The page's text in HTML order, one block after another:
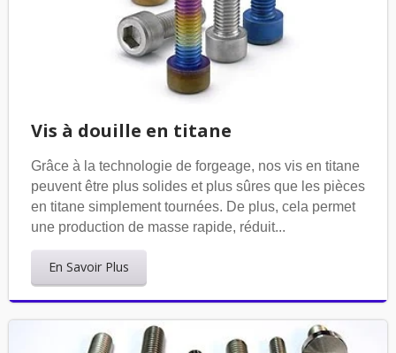
Vis à douille en titane
Grâce à la technologie de forgeage, nos vis en titane
peuvent être plus solides et plus sûres que les pièces
en titane simplement tournées. De plus, cela permet
une production de masse rapide, réduit...
En Savoir Plus